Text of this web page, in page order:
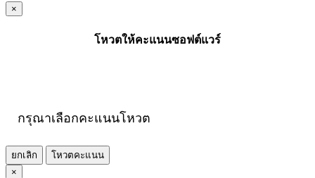
×
โหวตให้คะแนนซอฟต์แวร์
กรุณาเลือกคะแนนโหวต
ยกเลิก
โหวตคะแนน
×